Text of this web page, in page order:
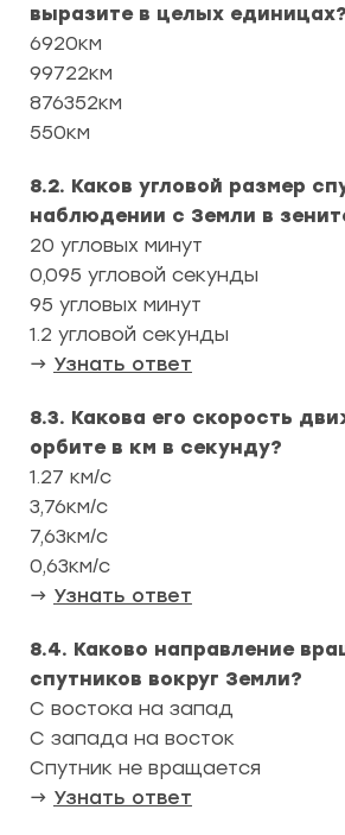
выразите в целых единицах?
6920км
99722км
876352км
550км
8.2. Каков угловой размер
наблюдении с Земли в
20 угловых минут
0,095 угловой секунды
95 угловых минут
1.2 угловой секунды
→ Узнать ответ
8.3. Какова его скорость
орбите в км в секунду?
1.27 км/с
3,76км/с
7,63км/с
0,63км/с
→ Узнать ответ
8.4. Каково направление
спутников вокруг Земли?
С востока на запад
С запада на восток
Спутник не вращается
→ Узнать ответ